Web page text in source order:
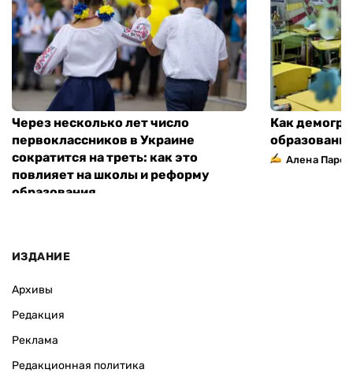
Через несколько лет число
первоклассников в Украине
сократится на треть: как это
повлияет на школы и реформу
образования
Как
Алена
ИЗДАНИЕ
Архивы
Редакция
Реклама
Редакционная политика